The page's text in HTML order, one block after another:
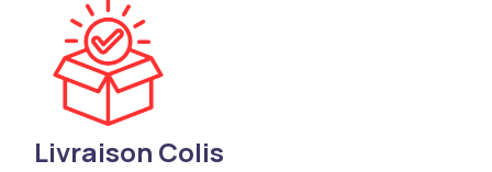
Livraison Colis